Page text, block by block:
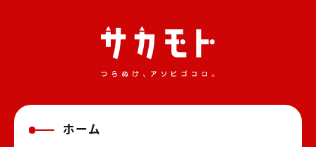
ホーム